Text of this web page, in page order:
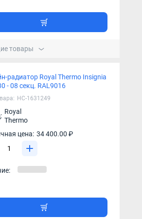
товары
радиатор Royal Thermo Insignia
- 08 секц. RAL9016
НС-1631249
Royal
Thermo
цена: 34 400.00 ₽